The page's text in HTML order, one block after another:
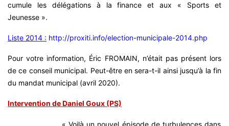
cumule les délégations à la finance et aux « Sports et
Jeunesse ».
Liste 2014 : http://proxiti.info/election-municipale-2014.php
Pour votre information, Éric FROMAIN, n’était pas présent lors
de ce conseil municipal. Peut-être en sera-t-il ainsi jusqu’à la fin
du mandat municipal (avril 2020).
Intervention de Daniel Goux (PS)